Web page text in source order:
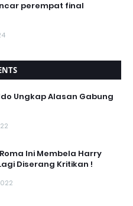
perempat final
Ungkap Alasan Gabung
Ini Membela Harry
Diserang Kritikan !